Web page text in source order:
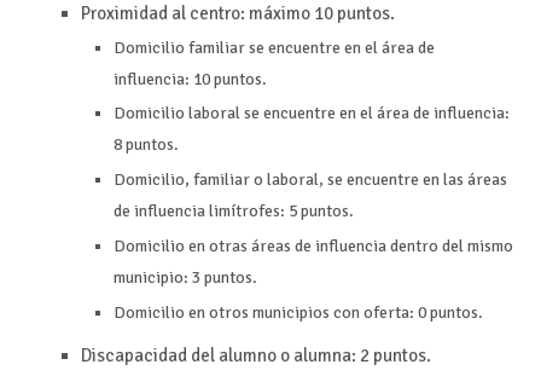
Proximidad al centro: máximo 10 puntos.
Domicilio familiar se encuentre en el área de
influencia: 10 puntos.
Domicilio laboral se encuentre en el área de influencia:
8 puntos.
Domicilio, familiar o laboral, se encuentre en las áreas
de influencia limítrofes: 5 puntos.
Domicilio en otras áreas de influencia dentro del mismo
municipio: 3 puntos.
Domicilio en otros municipios con oferta: 0 puntos.
Discapacidad del alumno o alumna: 2 puntos.